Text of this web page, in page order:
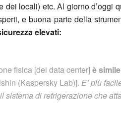
dei locali) etc. Al giorno d’oggi
e buona parte della
elevati:
fisica [dei data center]è
(Kaspersky Lab)]. E’ più
sistema di refrigerazione che